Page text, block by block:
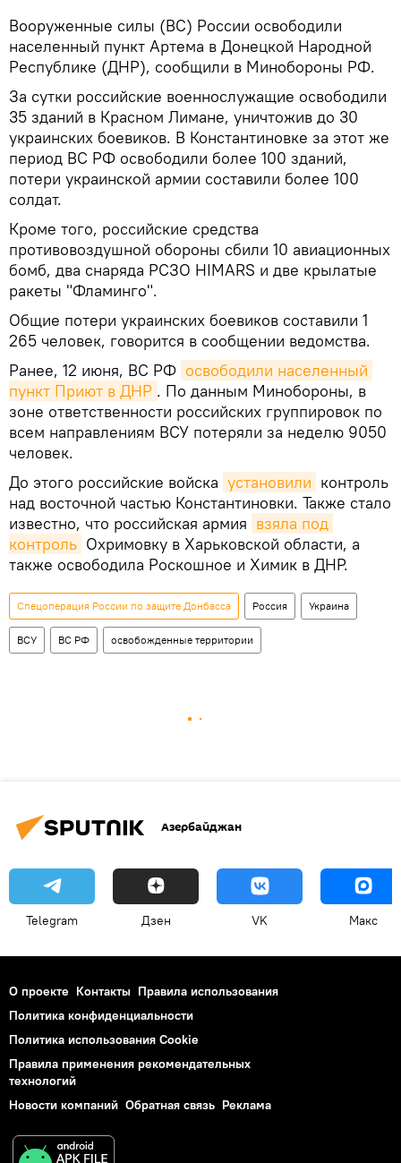
Вооруженные силы (ВС) России освободили
населенный пункт Артема в Донецкой Народной
Республике (ДНР), сообщили в Минобороны РФ.
За сутки российские военнослужащие освободили
35 зданий в Красном Лимане, уничтожив до 30
украинских боевиков. В Константиновке за этот же
период ВС РФ освободили более 100 зданий,
потери украинской армии составили более 100
солдат.
Кроме того, российские средства
противовоздушной обороны сбили 10 авиационных
бомб, два снаряда РСЗО HIMARS и две крылатые
ракеты "Фламинго".
Общие потери украинских боевиков составили 1
265 человек, говорится в сообщении ведомства.
Ранее, 12 июня, ВС РФ освободили населенный
пункт Приют в ДНР . По данным Минобороны, в
зоне ответственности российских группировок по
всем направлениям ВСУ потеряли за неделю 9050
человек.
До этого российские войска установили контроль
над восточной частью Константиновки. Также стало
известно, что российская армия взяла под
контроль Охримовку в Харьковской области, а
также освободила Роскошное и Химик в ДНР.
Спецоперация России по защите Донбасса Россия Украина
ВСУ ВС РФ освобожденные территории
Азербайджан
Telegram Дзен VK Макс
О проекте Контакты Правила использования
Политика конфиденциальности
Политика использования Cookie
Правила применения рекомендательных
технологий
Новости компаний Обратная связь Реклама